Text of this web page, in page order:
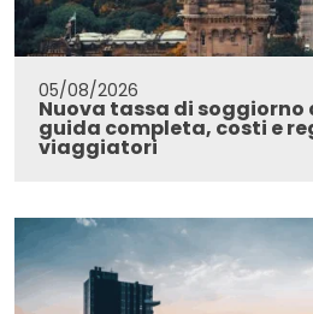
05/08/2026
Nuova tassa di soggiorno
guida completa, costi e
viaggiatori